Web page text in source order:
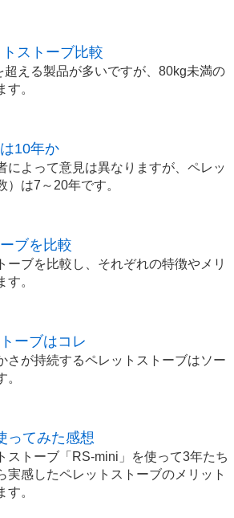
トストーブ比較
える製品が多いですが、80kg未満の
。
10年か
によって意見は異なりますが、ペレッ
）は7～20年です。
ブを比較
ーブを比較し、それぞれの特徴やメリ
。
ーブはコレ
さが持続するペレットストーブはソー
ってみた感想
ストーブ「RS-mini」を使って3年たち
実感したペレットストーブのメリット
。